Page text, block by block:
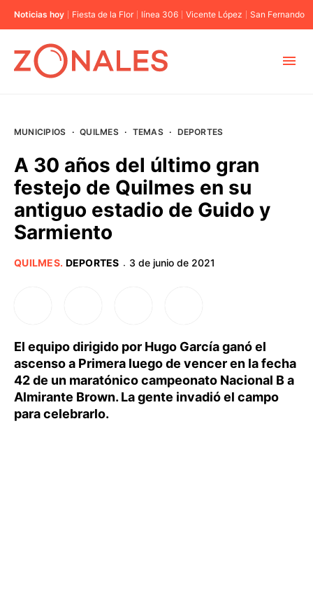
Noticias hoy Fiesta de la Flor línea 306 Vicente López San Fernando
BUENOS AIRES
PROVINCIAS
MUNICIPIOS · QUILMES · TEMAS · DEPORTES
A 30 años del último gran
festejo de Quilmes en su
antiguo estadio de Guido y
Sarmiento
QUILMES. DEPORTES · 3 de junio de 2021
El equipo dirigido por Hugo García ganó el
ascenso a Primera luego de vencer en la fecha
42 de un maratónico campeonato Nacional B a
Almirante Brown. La gente invadió el campo
para celebrarlo.